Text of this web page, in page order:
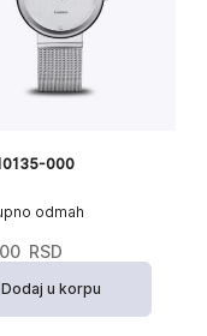
odmah
000
RSD
Dodaj u korpu